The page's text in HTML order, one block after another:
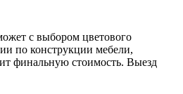
с выбором цветового
по конструкции мебели,
финальную стоимость. Выезд